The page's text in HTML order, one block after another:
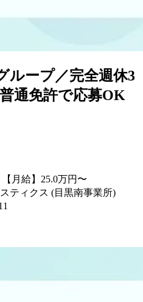
ループ／完全週休3
通免許で応募OK
【月給】25.0万円〜
ティクス (目黒南事業所)